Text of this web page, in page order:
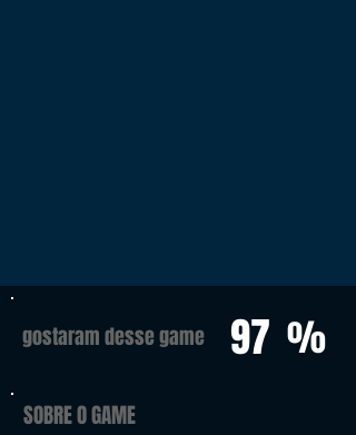
gostaram desse game 97 %
SOBRE O GAME